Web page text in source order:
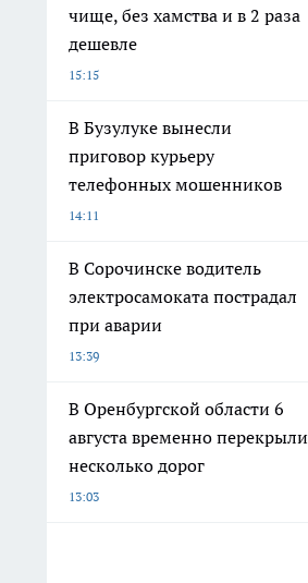
чище, без хамства и в 2 раза
дешевле
15:15
В Бузулуке вынесли
приговор курьеру
телефонных мошенников
14:11
В Сорочинске водитель
электросамоката пострадал
при аварии
13:39
В Оренбургской области 6
августа временно перекрыли
несколько дорог
13:03